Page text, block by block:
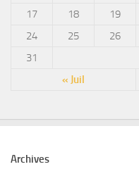
« Juil
17
18 19
24
25 26
31
Archives